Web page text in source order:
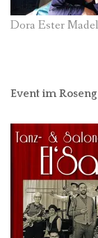
Dora Ester
Event im